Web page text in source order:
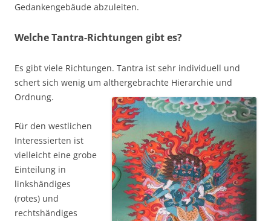
Gedankengebäude abzuleiten.
Welche Tantra-Richtungen gibt es?
Es gibt viele Richtungen. Tantra ist sehr individuell und
schert sich wenig um althergebrachte Hierarchie und
Ordnung.
Für den westlichen
Interessierten ist
vielleicht eine grobe
Einteilung in
linkshändiges
(rotes) und
rechtshändiges